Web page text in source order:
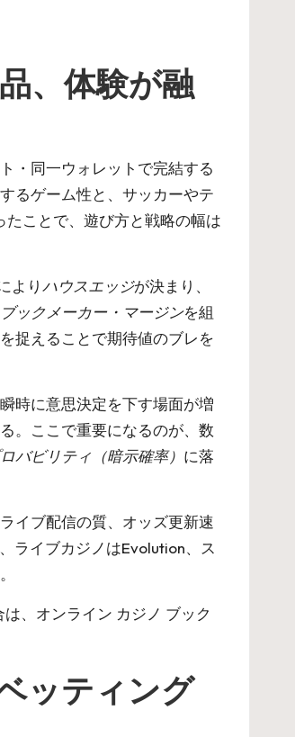
、体験が融
・同一ウォレットで完結する
るゲーム性と、サッカーやテ
ことで、遊び方と戦略の幅は
よりハウスエッジが決まり、
ブックメーカー・マージンを組
捉えることで期待値のブレを
時に意思決定を下す場面が増
。ここで重要になるのが、数
バビリティ（暗示確率） に落
イブ配信の質、オッズ更新速
ライブカジノはEvolution、ス
、 オンライン カジノ ブック
ッティング